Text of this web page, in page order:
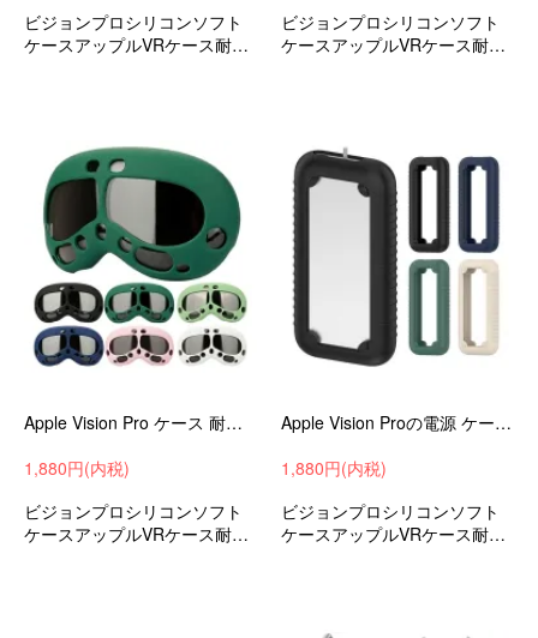
ビジョンプロシリコンソフト
ケースアップルVRケース耐衝
ビジョンプロシリコンソフト
ケースアップルVRケース耐衝
Apple Vision Pro ケース 耐衝撃 カバー シリコン ソフトケース アップル VR / AR 耐衝撃ケース 耐衝撃カバー おすすめ エレガント
1,880円(内税)
ビジョンプロシリコンソフト
ケースアップルVRケース耐衝
Apple Vision Proの電源 ケース 耐衝撃 カバー 落下防止 シリコン ソフトケース アップル VR / AR 耐衝撃ケース
1,880円(内税)
ビジョンプロシリコンソフト
ケースアップルVRケース耐衝